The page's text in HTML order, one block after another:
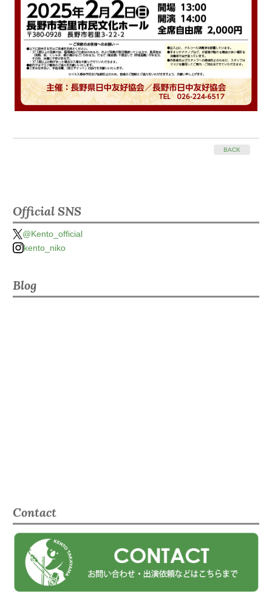
BACK
Official SNS
@Kento_official
kento_niko
Blog
Contact